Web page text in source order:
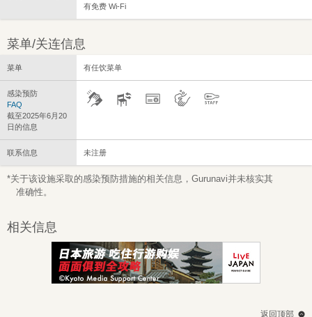
有免费 Wi-Fi
菜单/关连信息
菜单 有任饮菜单
感染预防
FAQ
截至2025年6月20
日的信息
联系信息 未注册
*关于该设施采取的感染预防措施的相关信息，Gurunavi并未核实其
准确性。
相关信息
返回顶部